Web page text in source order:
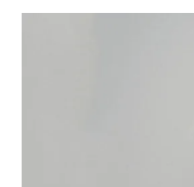
BO-Musterdepots